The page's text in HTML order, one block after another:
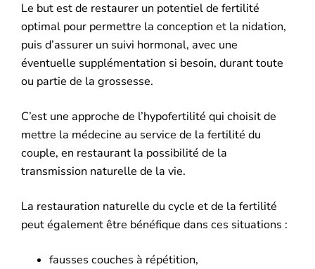
Le but est de restaurer un potentiel de fertilité
optimal pour permettre la conception et la nidation,
puis d’assurer un suivi hormonal, avec une
éventuelle supplémentation si besoin, durant toute
ou partie de la grossesse.
C’est une approche de l’hypofertilité qui choisit de
mettre la médecine au service de la fertilité du
couple, en restaurant la possibilité de la
transmission naturelle de la vie.
La restauration naturelle du cycle et de la fertilité
peut également être bénéfique dans ces situations :
fausses couches à répétition,